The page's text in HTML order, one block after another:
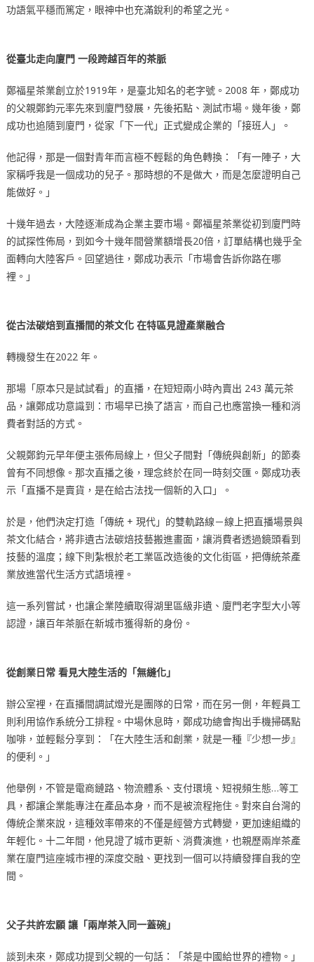
功語氣平穩而篤定，眼神中也充滿銳利的希望之光。
從臺北走向廈門 一段跨越百年的茶脈
鄭福星茶業創立於1919年，是臺北知名的老字號。2008 年，鄭成功
的父親鄭鈞元率先來到廈門發展，先後拓點、測試市場。幾年後，鄭
成功也追隨到廈門，從家「下一代」正式變成企業的「接班人」。
他記得，那是一個對青年而言極不輕鬆的角色轉換：「有一陣子，大
家稱呼我是一個成功的兒子。那時想的不是做大，而是怎麼證明自己
能做好。」
十幾年過去，大陸逐漸成為企業主要市場。鄭福星茶業從初到廈門時
的試探性佈局，到如今十幾年間營業額增長20倍，訂單結構也幾乎全
面轉向大陸客戶。回望過往，鄭成功表示「市場會告訴你路在哪
裡。」
從古法碳焙到直播間的茶文化 在特區見證產業融合
轉機發生在2022 年。
那場「原本只是試試看」的直播，在短短兩小時內賣出 243 萬元茶
品，讓鄭成功意識到：市場早已換了語言，而自己也應當換一種和消
費者對話的方式。
父親鄭鈞元早年便主張佈局線上，但父子間對「傳統與創新」的節奏
曾有不同想像。那次直播之後，理念終於在同一時刻交匯。鄭成功表
示「直播不是賣貨，是在給古法找一個新的入口」。
於是，他們決定打造「傳統 + 現代」的雙軌路線－線上把直播場景與
茶文化結合，將非遺古法碳焙技藝搬進畫面，讓消費者透過鏡頭看到
技藝的溫度；線下則紮根於老工業區改造後的文化街區，把傳統茶產
業放進當代生活方式語境裡。
這一系列嘗試，也讓企業陸續取得湖里區級非遺、廈門老字型大小等
認證，讓百年茶脈在新城市獲得新的身份。
從創業日常 看見大陸生活的「無縫化」
辦公室裡，在直播間調試燈光是團隊的日常，而在另一側，年輕員工
則利用協作系統分工排程。中場休息時，鄭成功總會掏出手機掃碼點
咖啡，並輕鬆分享到：「在大陸生活和創業，就是一種『少想一步』
的便利。」
他舉例，不管是電商鏈路、物流體系、支付環境、短視頻生態…等工
具，都讓企業能專注在產品本身，而不是被流程拖住。對來自台灣的
傳統企業來說，這種效率帶來的不僅是經營方式轉變，更加速組織的
年輕化。十二年間，他見證了城市更新、消費演進，也親歷兩岸茶產
業在廈門這座城市裡的深度交融、更找到一個可以持續發揮自我的空
間。
父子共許宏願 讓「兩岸茶入同一蓋碗」
談到未來，鄭成功提到父親的一句話：「茶是中國給世界的禮物。」